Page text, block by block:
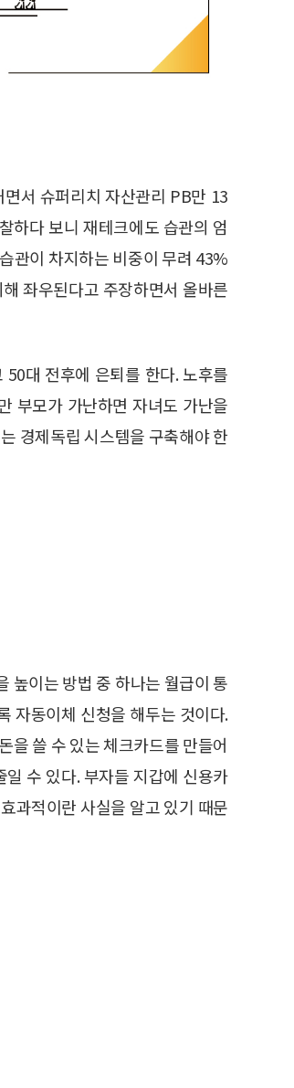
서 슈퍼리치 자산관리 PB만 13
하다 보니 재테크에도 습관의 엄
관이 차지하는 비중이 무려 43%
좌우된다고 주장하면서 올바른
대 전후에 은퇴를 한다. 노후를
부모가 가난하면 자녀도 가난을
경제독립 시스템을 구축해야 한
높이는 방법 중 하나는 월급이 통
자동이체 신청을 해두는 것이다.
을 쓸 수 있는 체크카드를 만들어
수 있다. 부자들 지갑에 신용카
과적이란 사실을 알고 있기 때문